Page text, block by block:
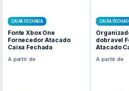
CAIXA FECHADA
Fonte Xbox One
Fornecedor Atacado
Caixa Fechada
A partir de
CAIXA
dobravel
Atacado
A partir de